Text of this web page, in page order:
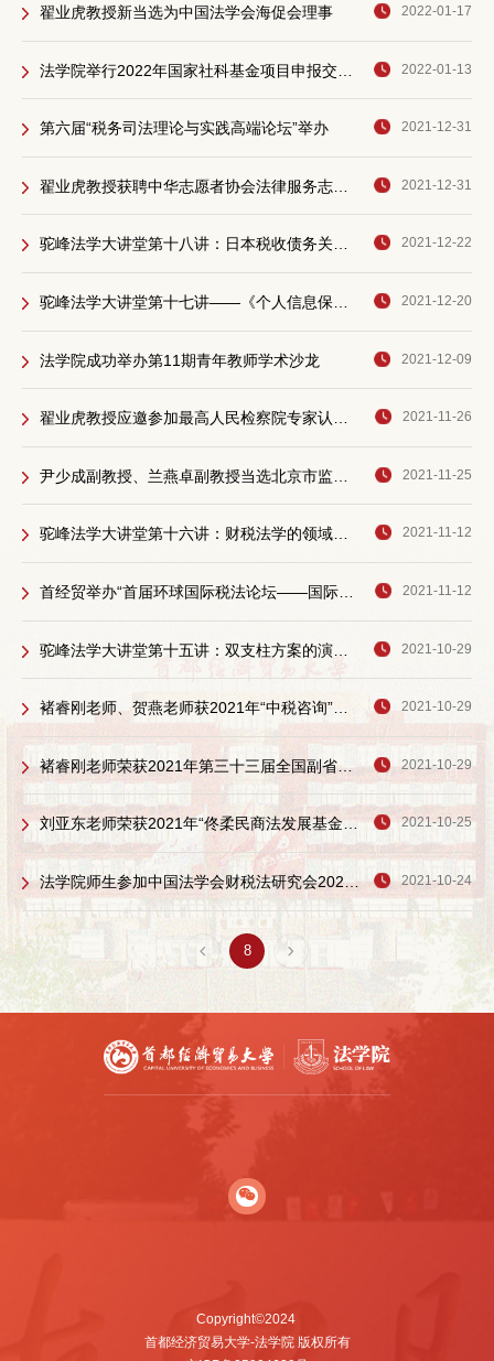
2022-01-17
翟业虎教授新当选为中国法学会海促会理事
2022-01-13
2021-12-31
第六届“税务司法理论与实践高端论坛”举办
2021-12-31
2021-12-22
驼峰法学大讲堂第十八讲：日本税收债务关系说要论
2021-12-20
2021-12-09
法学院成功举办第11期青年教师学术沙龙
2021-11-26
翟业虎教授应邀参加最高人民检察院专家认证会
2021-11-25
2021-11-12
驼峰法学大讲堂第十六讲：财税法学的领域界分与重心调适
2021-11-12
2021-10-29
2021-10-29
褚睿刚老师、贺燕老师获2021年“中税咨询”青年优秀论文奖
2021-10-29
褚睿刚老师荣获2021年第三十三届全国副省级城市法治论坛优秀论文二等奖
2021-10-25
刘亚东老师荣获2021年“佟柔民商法发展基金青年优秀研究成果奖”
2021-10-24
法学院师生参加中国法学会财税法研究会2021年年会
8
Copyright©2024
首都经济贸易大学-法学院 版权所有